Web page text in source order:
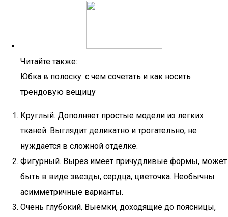
Читайте также:
Юбка в полоску: с чем сочетать и как носить
трендовую вещицу
Круглый. Дополняет простые модели из легких
тканей. Выглядит деликатно и трогательно, не
нуждается в сложной отделке.
Фигурный. Вырез имеет причудливые формы, может
быть в виде звезды, сердца, цветочка. Необычны
асимметричные варианты.
Очень глубокий. Выемки, доходящие до поясницы,